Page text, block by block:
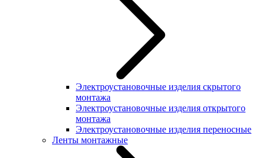
Электроустановочные изделия скрытого
монтажа
Электроустановочные изделия открытого
монтажа
Электроустановочные изделия переносные
Ленты монтажные